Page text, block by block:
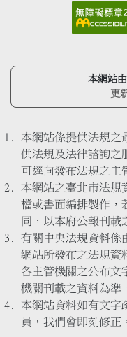
本網站
更
本網站係提供法規之
供法規及法律諮詢之
可逕向發布法規之主
本網站之臺北市法規
檔或書面編排製作，
同，以本府公報刊載
有關中央法規資料係
網站所發布之法規資
各主管機關之公布文
機關刊載之資料為準
本網站資料如有文字
員，我們會即刻修正